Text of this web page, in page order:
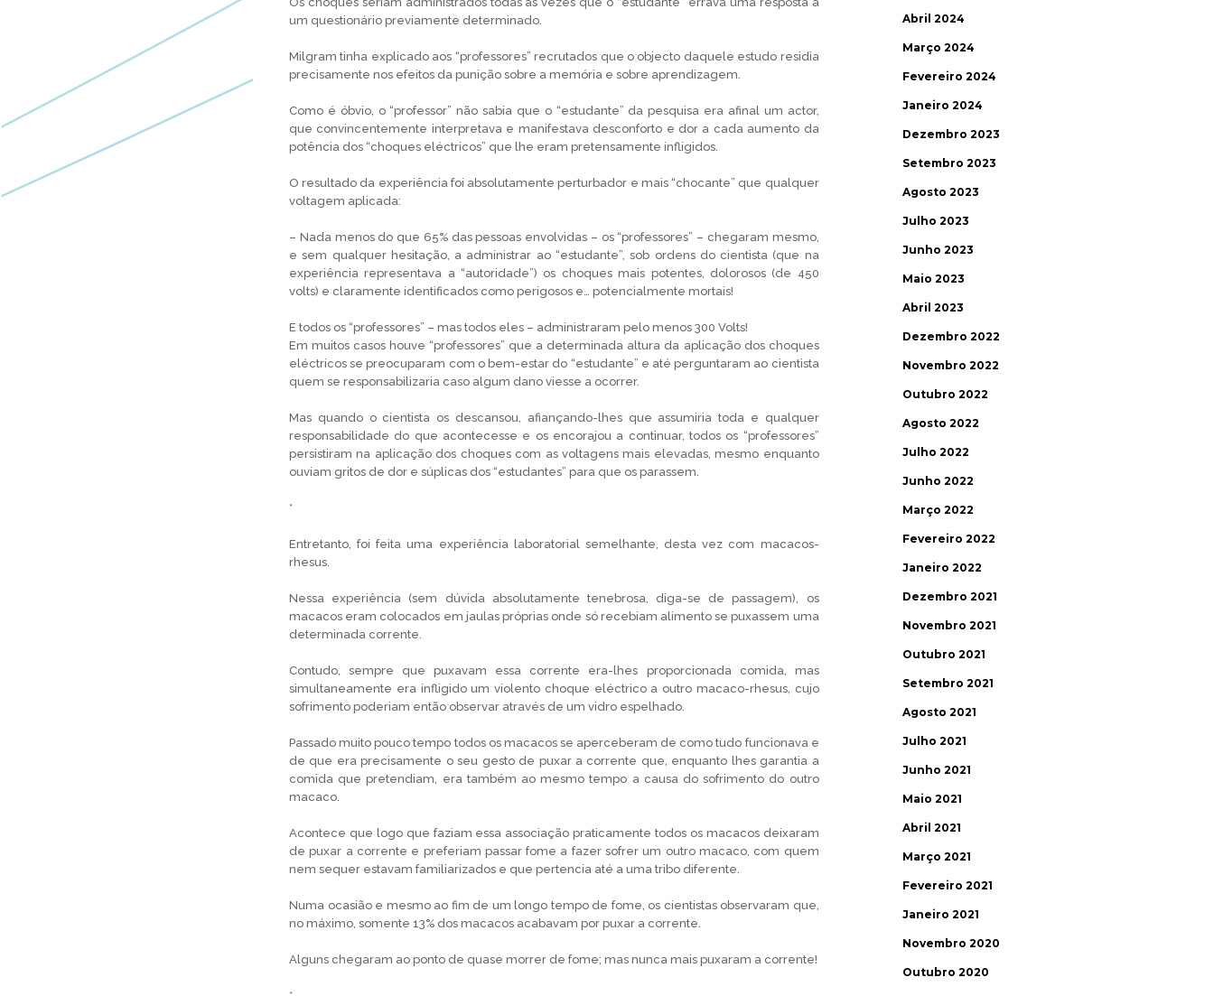
um questionário previamente determinado.
Milgram tinha explicado aos “professores” recrutados que o objecto daquele estudo residia
precisamente nos efeitos da punição sobre a memória e sobre aprendizagem.
Como é óbvio, o “professor” não sabia que o “estudante” da pesquisa era afinal um actor,
que convincentemente interpretava e manifestava desconforto e dor a cada aumento da
potência dos “choques eléctricos” que lhe eram pretensamente infligidos.
O resultado da experiência foi absolutamente perturbador e mais “chocante” que qualquer
voltagem aplicada:
– Nada menos do que 65% das pessoas envolvidas – os “professores” – chegaram mesmo,
e sem qualquer hesitação, a administrar ao “estudante”, sob ordens do cientista (que na
experiência representava a “autoridade”) os choques mais potentes, dolorosos (de 450
volts) e claramente identificados como perigosos e… potencialmente mortais!
E todos os “professores” – mas todos eles – administraram pelo menos 300 Volts!
Em muitos casos houve “professores” que a determinada altura da aplicação dos choques
eléctricos se preocuparam com o bem-estar do “estudante” e até perguntaram ao cientista
quem se responsabilizaria caso algum dano viesse a ocorrer.
Mas quando o cientista os descansou, afiançando-lhes que assumiria toda e qualquer
responsabilidade do que acontecesse e os encorajou a continuar, todos os “professores”
persistiram na aplicação dos choques com as voltagens mais elevadas, mesmo enquanto
ouviam gritos de dor e súplicas dos “estudantes” para que os parassem.
*
Entretanto, foi feita uma experiência laboratorial semelhante, desta vez com macacos-
rhesus.
Nessa experiência (sem dúvida absolutamente tenebrosa, diga-se de passagem), os
macacos eram colocados em jaulas próprias onde só recebiam alimento se puxassem uma
determinada corrente.
Contudo, sempre que puxavam essa corrente era-lhes proporcionada comida, mas
simultaneamente era infligido um violento choque eléctrico a outro macaco-rhesus, cujo
sofrimento poderiam então observar através de um vidro espelhado.
Passado muito pouco tempo todos os macacos se aperceberam de como tudo funcionava e
de que era precisamente o seu gesto de puxar a corrente que, enquanto lhes garantia a
comida que pretendiam, era também ao mesmo tempo a causa do sofrimento do outro
macaco.
Acontece que logo que faziam essa associação praticamente todos os macacos deixaram
de puxar a corrente e preferiam passar fome a fazer sofrer um outro macaco, com quem
nem sequer estavam familiarizados e que pertencia até a uma tribo diferente.
Numa ocasião e mesmo ao fim de um longo tempo de fome, os cientistas observaram que,
no máximo, somente 13% dos macacos acabavam por puxar a corrente.
Alguns chegaram ao ponto de quase morrer de fome; mas nunca mais puxaram a corrente!
Abril 2024
Março 2024
Fevereiro 2024
Janeiro 2024
Dezembro 2023
Setembro 2023
Agosto 2023
Julho 2023
Junho 2023
Maio 2023
Abril 2023
Dezembro 2022
Novembro 2022
Outubro 2022
Agosto 2022
Julho 2022
Junho 2022
Março 2022
Fevereiro 2022
Janeiro 2022
Dezembro 2021
Novembro 2021
Outubro 2021
Setembro 2021
Agosto 2021
Julho 2021
Junho 2021
Maio 2021
Abril 2021
Março 2021
Fevereiro 2021
Janeiro 2021
Novembro 2020
Outubro 2020